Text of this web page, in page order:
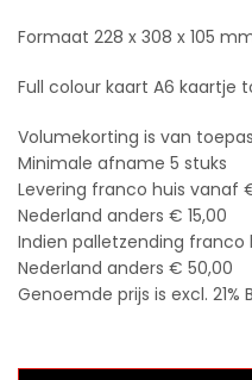
Formaat 228 x 308 x 105
Full colour kaart A6 kaartje
Volumekorting is van
Minimale afname 5 stuks
Levering franco huis vanaf
Nederland anders € 15,00
Indien palletzending franco
Nederland anders € 50,00
Genoemde prijs is excl. 21%